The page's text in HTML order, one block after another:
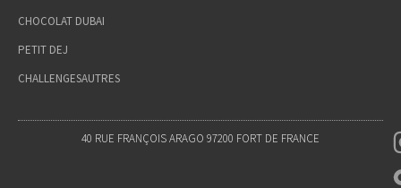
CHOCOLAT DUBAI
PETIT DEJ
CHALLENGESAUTRES
40 RUE FRANÇOIS ARAGO 97200 FORT DE FRANCE